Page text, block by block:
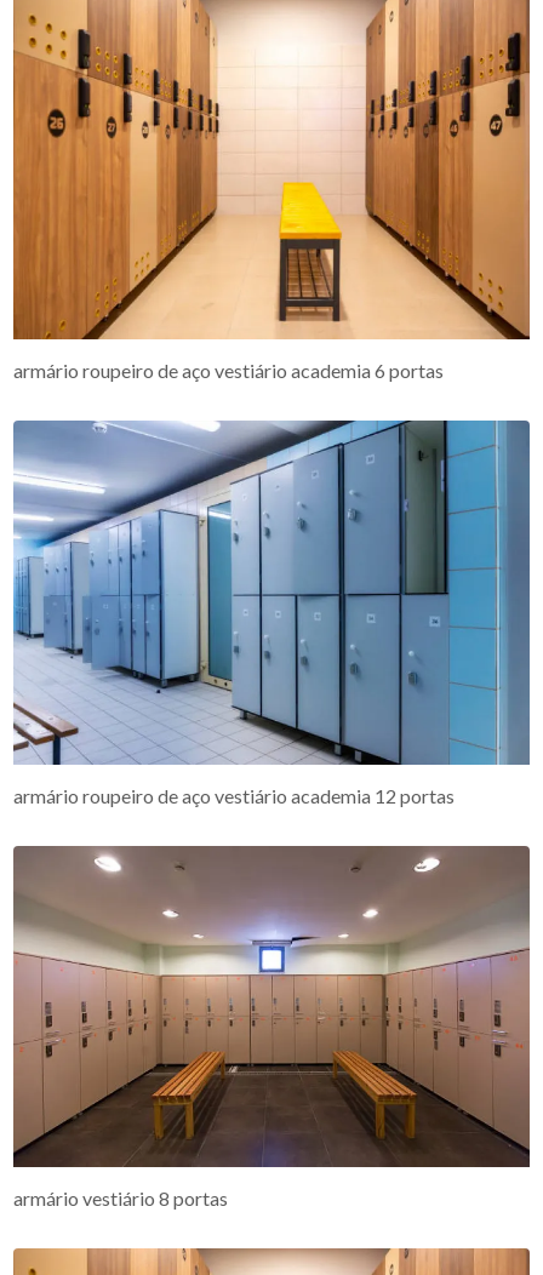
armário roupeiro de aço vestiário academia 6 portas
armário roupeiro de aço vestiário academia 12 portas
armário vestiário 8 portas